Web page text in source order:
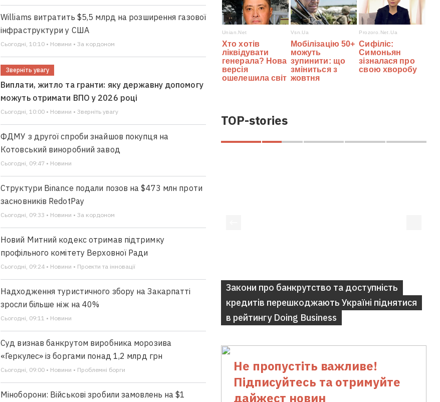
Williams витратить $5,5 млрд на розширення газової
інфраструктури у США
Сьогодні, 10:10 • Новини • За кордоном
Зверніть увагу
Виплати, житло та гранти: яку державну допомогу
можуть отримати ВПО у 2026 році
Сьогодні, 10:00 • Новини • Зверніть увагу
ФДМУ з другої спроби знайшов покупця на
Котовський виноробний завод
Сьогодні, 09:47 • Новини
Структури Binance подали позов на $473 млн проти
засновників RedotPay
Сьогодні, 09:33 • Новини • За кордоном
Новий Митний кодекс отримав підтримку
профільного комітету Верховної Ради
Сьогодні, 09:24 • Новини • Проекти та інновації
Надходження туристичного збору на Закарпатті
зросли більше ніж на 40%
Сьогодні, 09:11 • Новини
Суд визнав банкрутом виробника морозива
«Геркулес» із боргами понад 1,2 млрд грн
Сьогодні, 09:00 • Новини • Проблемні борги
Міноборони: Військові зробили замовлень на $1